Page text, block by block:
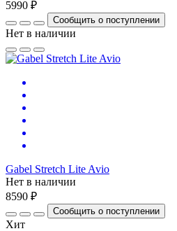
5990 ₽
Сообщить о поступлении
Нет в наличии
Gabel Stretch Lite Avio
Нет в наличии
8590 ₽
Сообщить о поступлении
Хит